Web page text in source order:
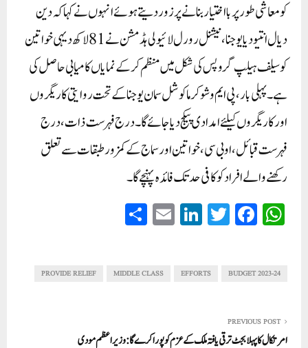
کو معاشی طور پر بااختیار بنانے پر زور دیتے ہوئے انہوں نے کہا کہ دین
دیال انتیودیا یوجنا، نیشنل رورل لائیولی ہڈ مشن نے 81لاکھ دیہی خواتین
کو سیلف ہیلپ گروپس کی شکل میں منظم کرکے نمایاں کامیابی حاصل کی
ہے ۔ پہلی بار، پی ایم وشوکرما کوشل سمان یوجنا کے تحت روایتی کاریگروں
اور کاریگروں کیلئے امدادی پیکج دیا جائے گا۔ درج فہرست ذات، درج
فہرست قبائل، او بی سی، خواتین اور سماج کے کمزور طبقات سے تعلق
رکھنے والے افراد کو کافی حد تک فائدہ پہنچے گا۔
W
ha
A
Fa
ce
ok
T
wi
r
Li
nk
In
E
m
BUDGET 2023-24
EFFORTS
MIDDLE CLASS
PROVIDE RELIEF
PREVIOUS POST
امرتکال کا پہلا بجٹ ترقی یافتہ ملک کے عزم کو پورا کرے گا:وزیر اعظم مودی